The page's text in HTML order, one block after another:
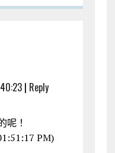
| Reply
呢！
PM)